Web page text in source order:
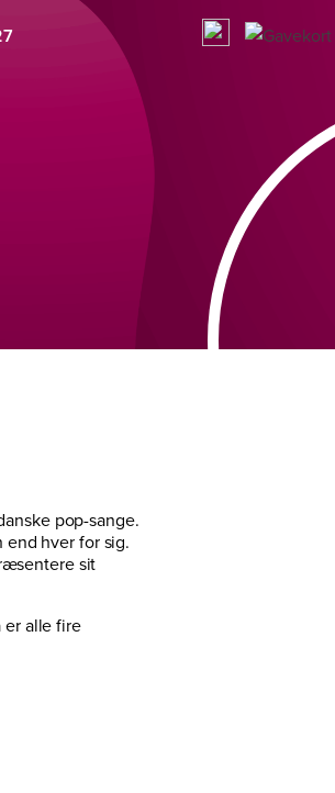
pop-sange.
hver for sig.
sit
er alle fire